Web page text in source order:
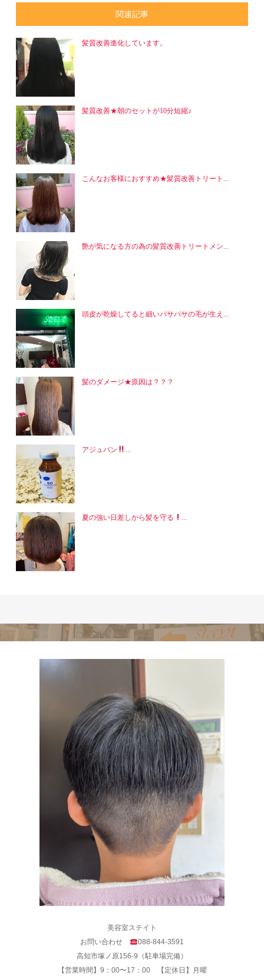
関連記事
髪質改善進化しています。
髪質改善★朝のセットが10分短縮♪
こんなお客様におすすめ★髪質改善トリート...
艶が気になる方の為の髪質改善トリートメン...
頭皮が乾燥してると細いパサパサの毛が生え...
髪のダメージ★原因は？？？
アジュバン ...
夏の強い日差しから髪を守る ...
美容室ステイト
お問い合わせ
088-844-3591
高知市塚ノ原156-9（駐車場完備）
【営業時間】9：00〜17：00 【定休日】月曜